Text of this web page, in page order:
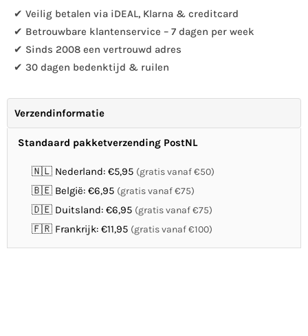
basket
haak
L
basket
haak
L
✔ Veilig betalen via iDEAL, Klarna & creditcard
✔ Betrouwbare klantenservice – 7 dagen per week
✔ Sinds 2008 een vertrouwd adres
✔ 30 dagen bedenktijd & ruilen
Verzendinformatie
Standaard pakketverzending PostNL
🇳🇱 Nederland: €5,95 (gratis vanaf €50)
🇧🇪 België: €6,95 (gratis vanaf €75)
🇩🇪 Duitsland: €6,95 (gratis vanaf €75)
🇫🇷 Frankrijk: €11,95 (gratis vanaf €100)